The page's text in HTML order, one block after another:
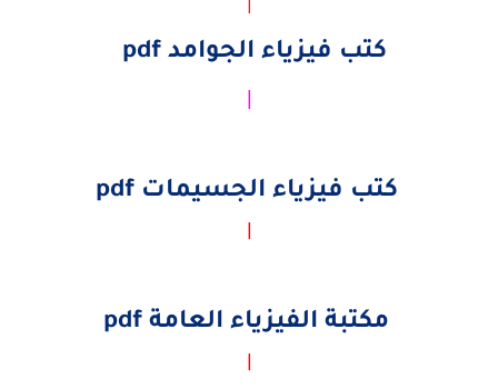
كتب فيزياء الجوامد pdf
|
كتب فيزياء الجسيمات pdf
مكتبة الفيزياء العامة pdf